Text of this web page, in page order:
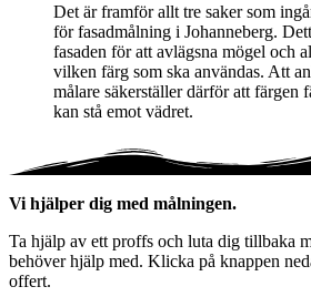
Det är framför allt tre saker som
för fasadmålning i Johanneberg.
fasaden för att avlägsna mögel och
vilken färg som ska användas. Att
målare säkerställer därför att färgen
kan stå emot vädret.
Vi hjälper dig med målningen.
Ta hjälp av ett proffs och luta dig tillbaka
behöver hjälp med. Klicka på knappen
offert.